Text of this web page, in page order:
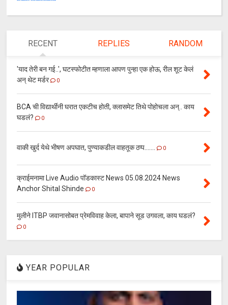
RECENT REPLIES RANDOM
'याद तेरी बन गई..', घटस्फोटीत म्हणाला आपण पुन्हा एक होऊ, रील शूट केलं
अन् थेट मर्डर
0
BCA ची विद्यार्थीनी घरात एकटीच होती, क्लासमेट तिथे पोहोचला अन्.. काय
घडलं?
0
वाकी खुर्द येथे भीषण अपघात, पुण्याकडील वाहतूक ठप्प....... 0
क्राईमनामा Live Audio पॉडकास्ट News 05.08.2024 News
Anchor Shital Shinde
0
मुलीने ITBP जवानासोबत प्रेमविवाह केला, बापाने सूड उगवला, काय घडलं?
0
YEAR POPULAR